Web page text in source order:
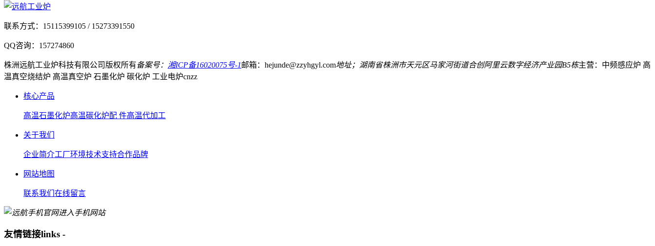
联系方式： 15115399105 / 15273391550
QQ咨询： 157274860
株洲远航工业炉科技有限公司 版权所有备案号： 湘ICP备16020075号-1邮箱：hejunde@zzyhgyl.com地址；湖南省株洲市天元区马家河街道合创阿里云数字经济产业园B5栋主营：中频感应炉 高
温真空烧结炉 高温真空炉 石墨化炉 碳化炉 工业电炉cnzz
核心产品
高温石墨化炉高温碳化炉配 件高温代加工
关于我们
企业简介工厂环境技术支持合作品牌
网站地图
联系我们 在线留言
进入手机网站
友情链接links -